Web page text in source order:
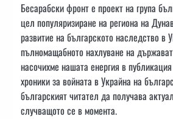
Бесарабски фронт е проект на група
цел популяризиране на региона на
развитие на българското наследство в
пълномащабното нахлуване на
насочихме нашата енергия в
хроники за войната в Украйна на
българският читател да получава
случващото се в момента.